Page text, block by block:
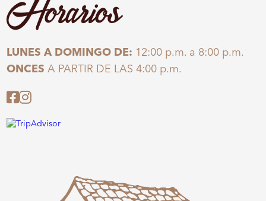
Horarios
LUNES A DOMINGO DE: 12:00 p.m. a 8:00 p.m.
ONCES A PARTIR DE LAS 4:00 p.m.